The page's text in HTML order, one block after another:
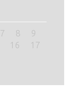
7 8
9
16
17